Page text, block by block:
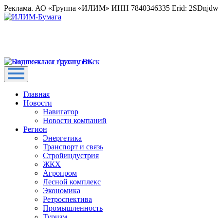
Реклама. АО «Группа «ИЛИМ» ИНН 7840346335 Erid:
Главная
Новости
Навигатор
Новости компаний
Регион
Энергетика
Транспорт и связь
Стройиндустрия
ЖКХ
Агропром
Лесной комплекс
Экономика
Ретроспектива
Промышленность